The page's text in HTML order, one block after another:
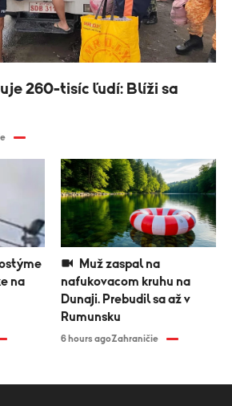
na
nafukovacom kruhu na
Dunaji. Prebudil sa až v
Rumunsku
6 hours agoZahraničie
260-tisíc ľudí: Blíži sa